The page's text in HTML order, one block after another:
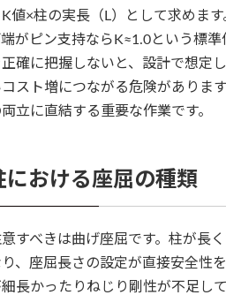
値×柱の実長（L）として求めま
がピン支持ならK≈1.0という標
確に把握しないと、設計で想定
スト増につながる危険がありま
立に直結する重要な作業です。
における座屈の種類
すべきは曲げ座屈です。柱が長
、座屈長さの設定が直接安全性を
長かったりねじり剛性が不足し